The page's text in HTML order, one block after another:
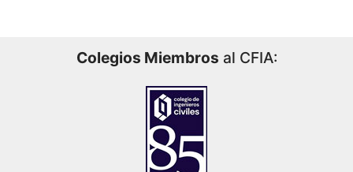
Colegios Miembros al CFIA: